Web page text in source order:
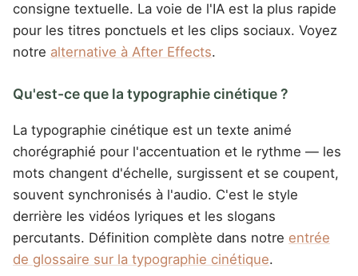
consigne textuelle. La voie de l'IA est la plus rapide
pour les titres ponctuels et les clips sociaux. Voyez
notre alternative à After Effects.
Qu'est-ce que la typographie cinétique ?
La typographie cinétique est un texte animé
chorégraphié pour l'accentuation et le rythme — les
mots changent d'échelle, surgissent et se coupent,
souvent synchronisés à l'audio. C'est le style
derrière les vidéos lyriques et les slogans
percutants. Définition complète dans notre entrée
de glossaire sur la typographie cinétique.